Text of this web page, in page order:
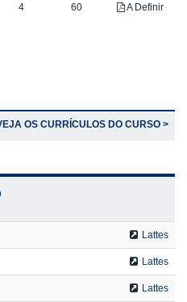
4 60 A Definir
OS CURRÍCULOS DO CURSO >
Lattes
Lattes
Lattes